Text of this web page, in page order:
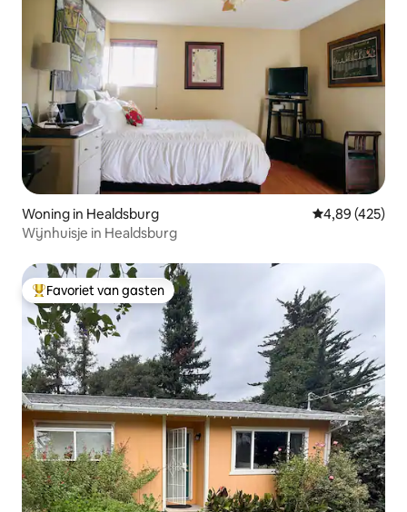
Woning in Healdsburg Gemiddelde
4,89 (425)
Wijnhuisje in Healdsburg
Topfavoriet van gasten
Favoriet van gasten